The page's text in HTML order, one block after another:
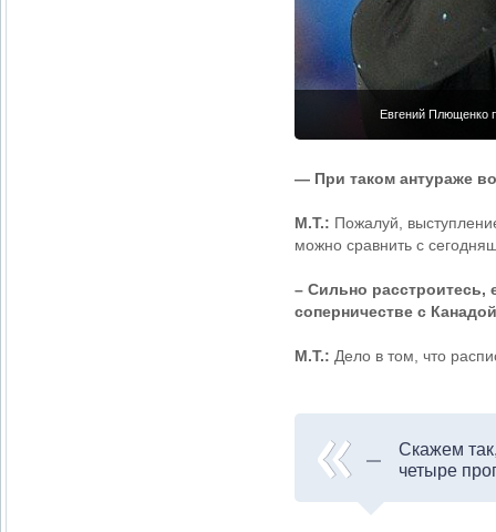
Евгений Плющенко
— При таком антураже
М.Т.: Пожалуй,
можно сравнить с
– Сильно
соперничестве с
М.Т.: Дело в том, что
Скажем
четыре